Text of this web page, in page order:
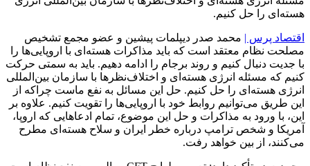
هسته‌ای را حل کنیم.
اقتصاد پرس | محمد صدر دیپلمات پیشین و عضو مجمع تشخیص
مصلحت نظام معتقد است که باید مذاکرات هسته‌ای با اروپایی‌ها را
با جدیت دنبال کنیم و روند برجام را ادامه دهیم. باید به سمتی حرکت
کنیم که مسئله انرژی هسته‌ای و اختلاف‌نظرها با سازمان بین‌المللی
انرژی هسته‌ای را حل کنیم. حل این مسائل به نفع ماست چراکه از
این طریق می‌توانیم روابط خود با اروپایی‌ها را تقویت کنیم. علاوه بر
این، با ورود به مذاکرات و حل این موضوع، تمام ادعاهایی که اروپا،
آمریکا و شخص ترامپ درباره خطر ایران و سلاح هسته‌ای مطرح
می‌کنند، از بین خواهد رفت.